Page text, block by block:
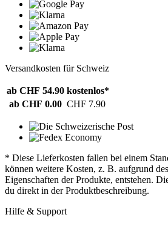
Versandkosten für Schweiz
ab CHF 54.90 kostenlos*
ab CHF 0.00 CHF 7.90
* Diese Lieferkosten fallen bei einem
können weitere Kosten, z. B. aufgrund
Eigenschaften der Produkte, entstehen.
du direkt in der Produktbeschreibung.
Hilfe & Support